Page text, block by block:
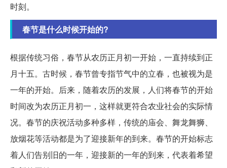
时刻。
春节是什么时候开始的?
根据传统习俗，春节从农历正月初一开始，一直持续到正
月十五。古时候，春节曾专指节气中的立春，也被视为是
一年的开始。后来，随着农历的发展，人们将春节的开始
时间改为农历正月初一，这样就更符合农业社会的实际情
况。春节的庆祝活动多种多样，传统的庙会、舞龙舞狮、
放烟花等活动都是为了迎接新年的到来。春节的开始标志
着人们告别旧的一年，迎接新的一年的到来，代表着希望